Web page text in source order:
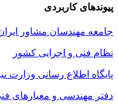
پیوندهای کاربردی
جامعه مهندسان مشاور
نظام فنی و اجرایی کشور
پایگاه اطلاع رسانی وزارت
دفتر مهندسی و معیارهای